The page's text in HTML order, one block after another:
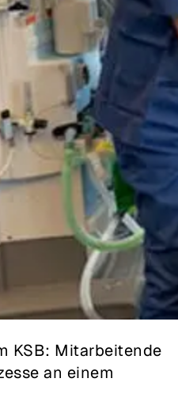
KSB: Mitarbeitende
an einem